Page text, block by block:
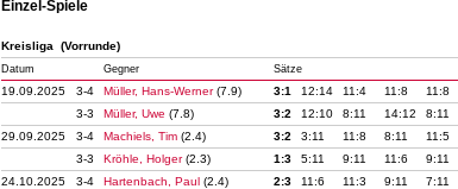
Einzel-Spiele
Kreisliga (Vorrunde)
Datum Gegner Sätze
19.09.2025 3-4 Müller, Hans-Werner(7.9) 3:1 12:14 11:4 11:8 11:8
3-3
Müller, Uwe (7.8) 3:2 12:10 8:11 14:12 8:11
29.09.2025
3-4 Machiels, Tim (2.4) 3:2 3:11 11:8 8:11 11:5
3-3
Kröhle, Holger(2.3) 1:3 5:11 9:11 11:6
9:11
24.10.2025
3-4 Hartenbach, Paul (2.4) 2:3 11:6 11:3 9:11 7:11